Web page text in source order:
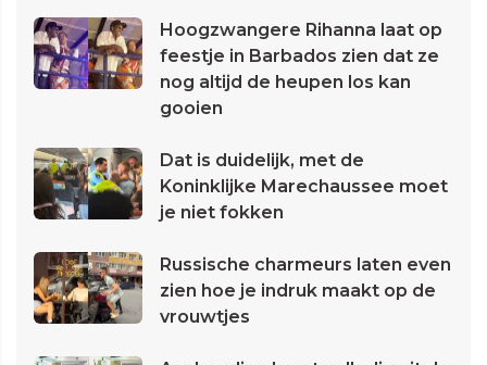
Hoogzwangere Rihanna laat op
feestje in Barbados zien dat ze
nog altijd de heupen los kan
gooien
Dat is duidelijk, met de
Koninklijke Marechaussee moet
je niet fokken
Russische charmeurs laten even
zien hoe je indruk maakt op de
vrouwtjes